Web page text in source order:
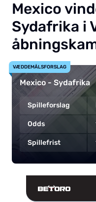
Mexico
Sydafrika i
VÆDDEMÅLSFORSLAG
Spilleforslag
Odds
Spillefrist
Mexico - Sydafrika